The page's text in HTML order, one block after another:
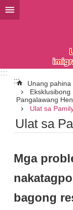
Lumaktaw sa
:::
:::
Unang pahina
Pangalawang
Ulat sa
Ulat sa
Mga
bagong